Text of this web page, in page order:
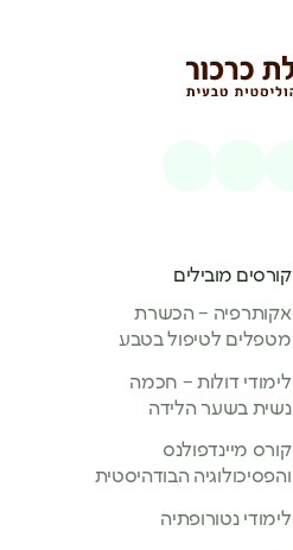
קורסים מובילים
אקותרפיה – הכשרת
מטפלים לטיפול בטבע
לימודי דולות – חכמה
נשית בשער הלידה
קורס מיינדפולנס
והפסיכולוגיה הבודהיסטית
לימודי נטורופתיה